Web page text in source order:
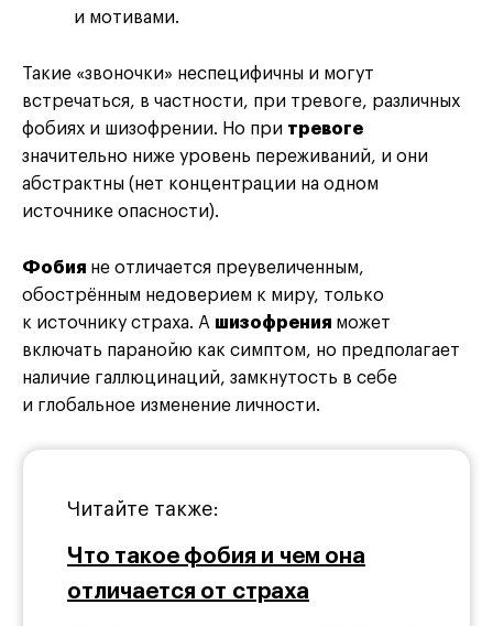
и мотивами.
Такие «звоночки» неспецифичны и могут
встречаться, в частности, при тревоге, различных
фобиях и шизофрении. Но при тревоге
значительно ниже уровень переживаний, и они
абстрактны (нет концентрации на одном
источнике опасности).
Фобия не отличается преувеличенным,
обострённым недоверием к миру, только
к источнику страха. А шизофрения может
включать паранойю как симптом, но предполагает
наличие галлюцинаций, замкнутость в себе
и глобальное изменение личности.
Читайте также:
Что такое фобия и чем она
отличается от страха